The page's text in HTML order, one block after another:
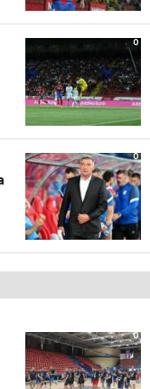
0
0
0